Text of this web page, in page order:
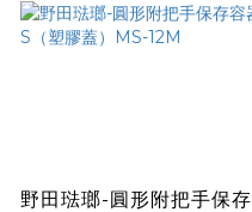
野田琺瑯-圓形附把手保存